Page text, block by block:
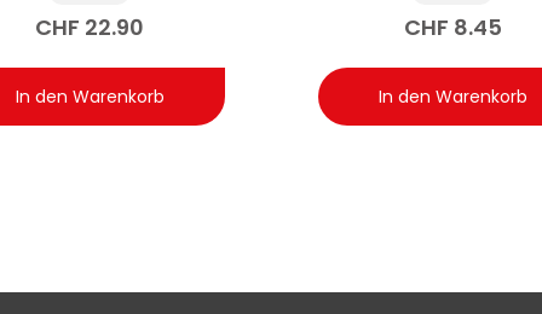
Transparenz ohne Streifen saubere Mikrofaser verwenden
CHF 22.90
In den Warenkorb
CHF 8.45
In den Warenkorb